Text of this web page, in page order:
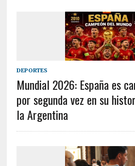
DEPORTES
Mundial 2026: España es
por segunda vez en su
la Argentina